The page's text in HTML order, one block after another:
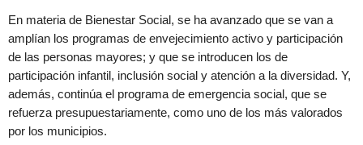
En materia de Bienestar Social, se ha avanzado que se van a
amplían los programas de envejecimiento activo y participación
de las personas mayores; y que se introducen los de
participación infantil, inclusión social y atención a la diversidad. Y,
además, continúa el programa de emergencia social, que se
refuerza presupuestariamente, como uno de los más valorados
por los municipios.